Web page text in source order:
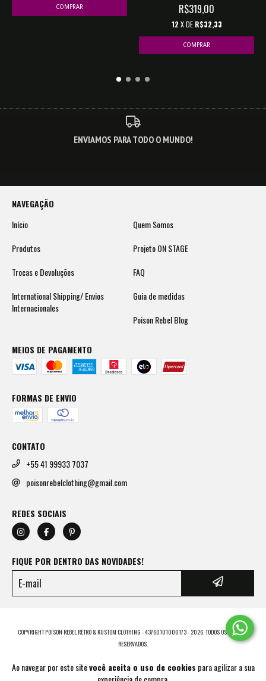
Ao navegar por este sitevocê aceita o uso de cookies para agilizar a sua
COMPRAR
VER...
R$319,00
12 X DE R$32,33
COMPRAR
ENVIAMOS PARA TODO O MUNDO!
NAVEGAÇÃO
Início
Quem Somos
Produtos
Projeto ON STAGE
Trocas e Devoluções
FAQ
International Shipping/ Envios
Internacionales
Guia de medidas
Poison Rebel Blog
MEIOS DE PAGAMENTO
FORMAS DE ENVIO
CONTATO
+55 41 99933 7037
poisonrebelclothing@gmail.com
REDES SOCIAIS
FIQUE POR DENTRO DAS NOVIDADES!
COPYRIGHT POISON REBEL RETRO & KUSTOM CLOTHING - 43760101000173 - 2026. TODOS OS DIREITOS
RESERVADOS.